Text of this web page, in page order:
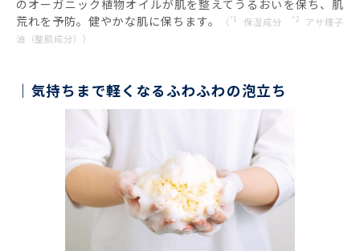
のオーガニック植物オイルが肌を整えてうるおいを保ち、肌
荒れを予防。健やかな肌に保ちます。
（ *1 保湿成分 *2
アサ種子
油（整肌成分））
気持ちまで軽くなるふわふわの泡立ち